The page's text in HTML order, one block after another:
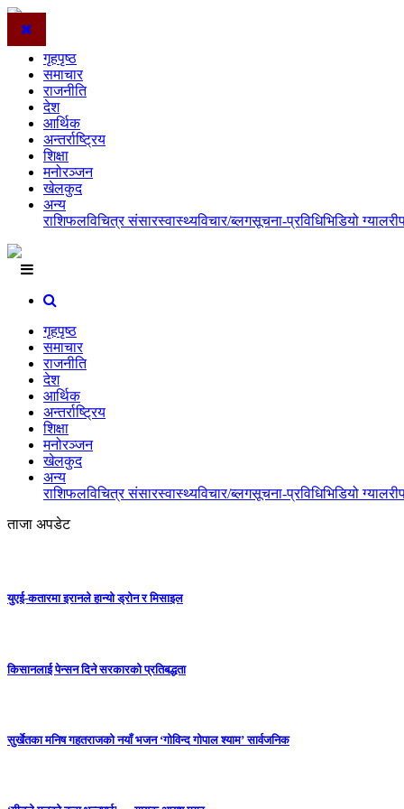
गृहपृष्ठ
समाचार
राजनीति
देश
आर्थिक
अन्तर्राष्ट्रिय
शिक्षा
मनोरञ्जन
खेलकुद
अन्य
राशिफलविचित्र संसारस्वास्थ्यविचार/ब्लगसूचना-प्रविधिभिडियो ग्यालरी
गृहपृष्ठ
समाचार
राजनीति
देश
आर्थिक
अन्तर्राष्ट्रिय
शिक्षा
मनोरञ्जन
खेलकुद
अन्य
राशिफलविचित्र संसारस्वास्थ्यविचार/ब्लगसूचना-प्रविधिभिडियो ग्यालरी
ताजा अपडेट
युएई-कतारमा इरानले हान्यो ड्रोन र मिसाइल
किसानलाई पेन्सन दिने सरकारको प्रतिबद्धता
सुर्खेतका मनिष गहतराजको नयाँ भजन ‘गोविन्द गोपाल श्याम’ सार्वजनिक